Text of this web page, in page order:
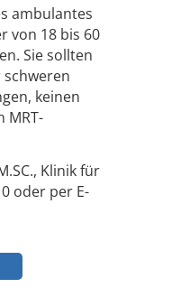
ambulantes
von 18 bis 60
Sie sollten
keinen
MRT-
Klinik für
oder per E-